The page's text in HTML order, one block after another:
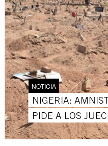
NOTICIA
NIGERIA:
PIDE A LOS